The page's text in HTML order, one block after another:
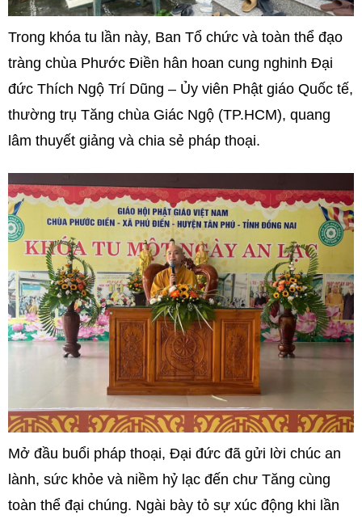
Trong khóa tu lần này, Ban Tổ chức và toàn thể đạo
tràng chùa Phước Điền hân hoan cung nghinh Đại
đức Thích Ngộ Trí Dũng – Ủy viên Phật giáo Quốc tế,
thường trụ Tăng chùa Giác Ngộ (TP.HCM), quang
lâm thuyết giảng và chia sẻ pháp thoại.
Mở đầu buổi pháp thoại, Đại đức đã gửi lời chúc an
lành, sức khỏe và niềm hỷ lạc đến chư Tăng cùng
toàn thể đại chúng. Ngài bày tỏ sự xúc động khi lần